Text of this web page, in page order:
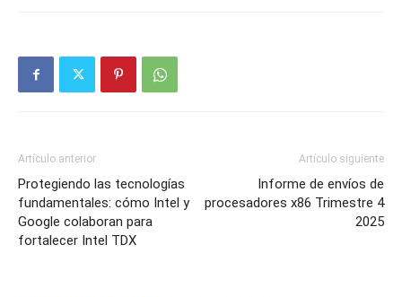
Artículo anterior
Protegiendo las tecnologías
fundamentales: cómo Intel y
Google colaboran para
fortalecer Intel TDX
Artículo siguiente
Informe de envíos de
procesadores x86 Trimestre 4
2025